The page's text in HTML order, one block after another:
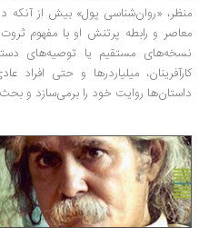
«روان‌شناسی پول» بیش از آنکه درباره
و رابطه پرتنش او با مفهوم ثروت و
مستقیم یا توصیه‌های دستوری،
میلیاردرها و حتی افراد عادی
روایت خود را برمی‌سازد و بحث را به